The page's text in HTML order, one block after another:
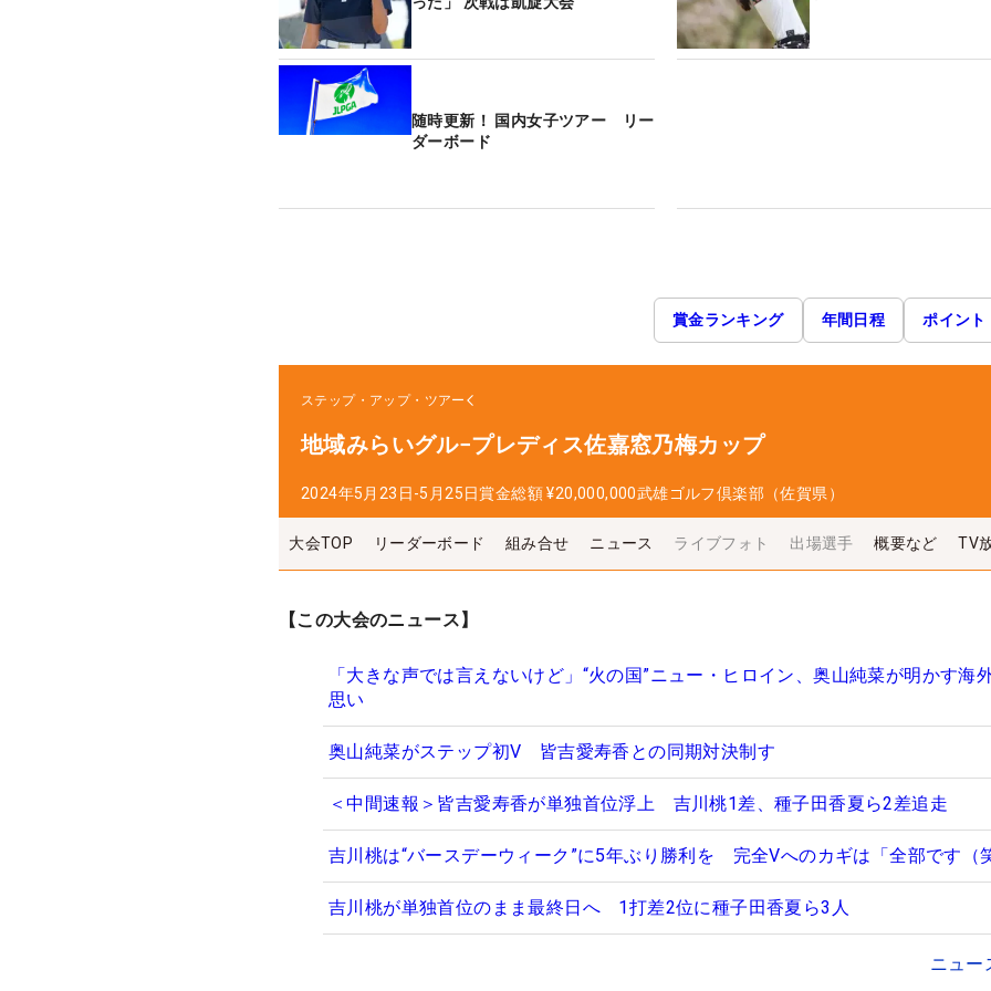
随時更新！ 国内女子ツアー リー
ダーボード
賞金ランキング 年間日程 ポイント
ステップ・アップ・ツアー
地域みらいグル−プレディス佐嘉窓乃梅カップ
2024年5月23日-5月25日賞金総額 ¥20,000,000武雄ゴルフ倶楽部（佐賀県）
大会TOP リーダーボード 組み合せ ニュース ライブフォト 出場選手 概要など TV
【この大会のニュース】
「大きな声では言えないけど」“火の国”ニュー・ヒロイン、奥山純菜が明かす海
思い
奥山純菜がステップ初V 皆吉愛寿香との同期対決制す
＜中間速報＞皆吉愛寿香が単独首位浮上 吉川桃1差、種子田香夏ら2差追走
吉川桃は“バースデーウィーク”に5年ぶり勝利を 完全Vへのカギは「全部です（
吉川桃が単独首位のまま最終日へ 1打差2位に種子田香夏ら3人
ニュー